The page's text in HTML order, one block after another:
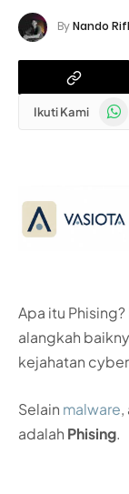
ByNando
Ikuti Kami
Apa itu
alangkah
kejahatan
Selain malware,
adalah Phising.